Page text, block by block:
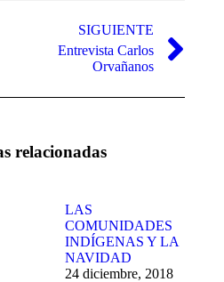
SIGUIENTE
Publicación
siguiente:
Entrevista Carlos
Orvañanos
relacionadas
LAS
COMUNIDADES
INDÍGENAS Y LA
NAVIDAD
24 diciembre, 2018